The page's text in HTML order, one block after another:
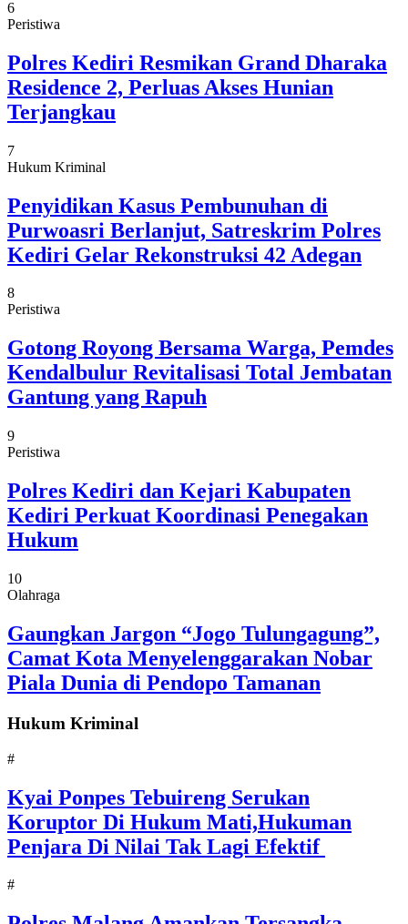
6
Peristiwa
Polres Kediri Resmikan Grand Dharaka
Residence 2, Perluas Akses Hunian
Terjangkau
7
Hukum Kriminal
Penyidikan Kasus Pembunuhan di
Purwoasri Berlanjut, Satreskrim Polres
Kediri Gelar Rekonstruksi 42 Adegan
8
Peristiwa
Gotong Royong Bersama Warga, Pemdes
Kendalbulur Revitalisasi Total Jembatan
Gantung yang Rapuh
9
Peristiwa
Polres Kediri dan Kejari Kabupaten
Kediri Perkuat Koordinasi Penegakan
Hukum
10
Olahraga
Gaungkan Jargon “Jogo Tulungagung”,
Camat Kota Menyelenggarakan Nobar
Piala Dunia di Pendopo Tamanan
Hukum Kriminal
#
Kyai Ponpes Tebuireng Serukan
Koruptor Di Hukum Mati,Hukuman
Penjara Di Nilai Tak Lagi Efektif
#